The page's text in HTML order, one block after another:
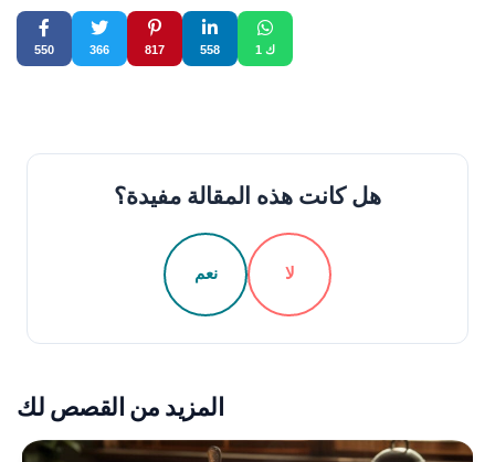
550 366 817 558 1 ك
هل كانت هذه المقالة مفيدة؟
نعم لا
المزيد من القصص لك